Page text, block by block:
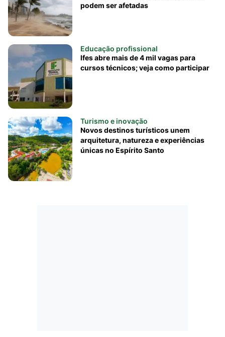
podem ser afetadas
Educação profissional
Ifes abre mais de 4 mil vagas para
cursos técnicos; veja como participar
Turismo e inovação
Novos destinos turísticos unem
arquitetura, natureza e experiências
únicas no Espírito Santo